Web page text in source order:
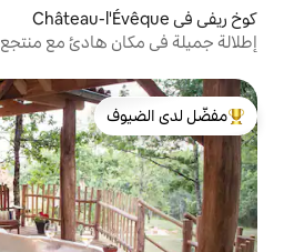
متوسط التقييم 4.96 من 5، 190 مراجعات
4.96 (190)
مع منتجع صحي وتكييف هواء
الضيوف